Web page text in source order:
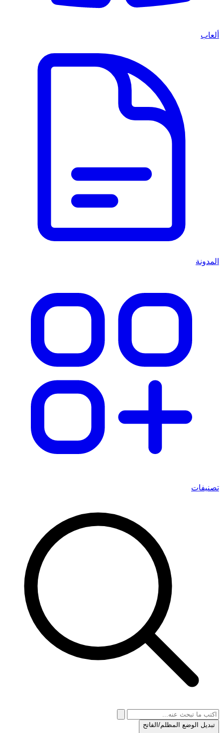
ألعاب
المدونة
تصنيفات
تبديل الوضع المظلم/الفاتح